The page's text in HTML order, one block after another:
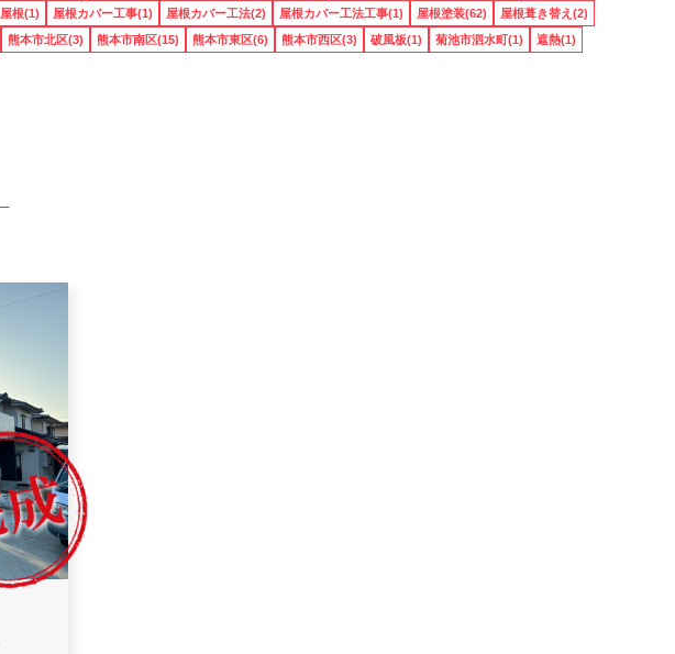
屋根(1) 屋根カバー工事(1) 屋根カバー工法(2) 屋根カバー工法工事(1) 屋根塗装(62)
屋根葺き替え(2)
熊本市北区(3) 熊本市南区(15) 熊本市東区(6) 熊本市西区(3) 破風板(1) 菊池市泗水町(1)
遮熱(1)